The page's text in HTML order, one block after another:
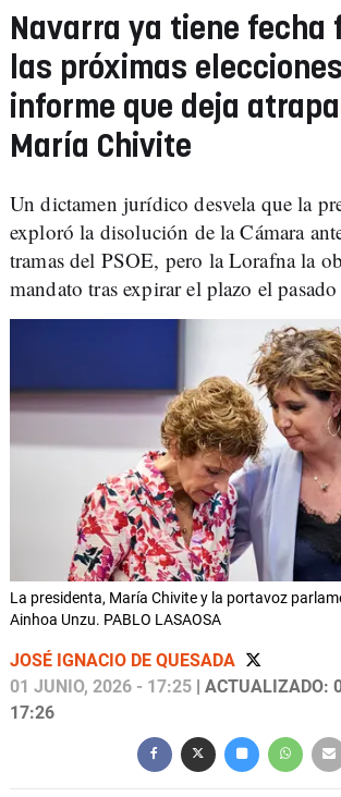
Navarra ya tiene fecha
las próximas
informe que deja
María Chivite
Un dictamen jurídico desvela que la
exploró la disolución de la Cámara
tramas del PSOE, pero la Lorafna la
mandato tras expirar el plazo el
La presidenta, María Chivite y la portavoz
Ainhoa Unzu. PABLO LASAOSA
JOSÉ IGNACIO DE QUESADA
01 JUNIO, 2026 - 17:25 | ACTUALIZADO:
17:26